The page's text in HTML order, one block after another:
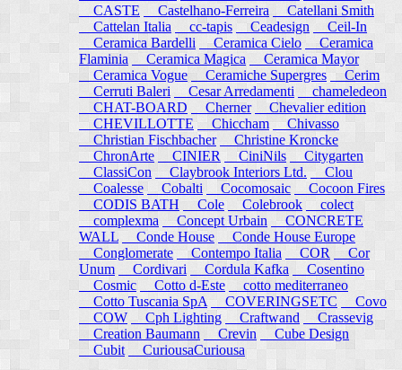
CASTE
Castelhano-Ferreira
Catellani Smith
Cattelan Italia
cc-tapis Ceadesign
Ceil-In
Ceramica Bardelli
Ceramica Cielo
Ceramica
Flaminia
Ceramica Magica
Ceramica Mayor
Ceramica Vogue
Ceramiche Supergres Cerim
Cerruti Baleri
Cesar Arredamenti
chameledeon
CHAT-BOARD
Cherner
Chevalier edition
CHEVILLOTTE
Chiccham
Chivasso
Christian Fischbacher
Christine Kroncke
ChronArte
CINIER CiniNils
Citygarten
ClassiCon
Claybrook Interiors Ltd.
Clou
Coalesse
Cobalti Cocomosaic
Cocoon Fires
CODIS BATH
Cole Colebrook
colect
complexma
Concept Urbain
CONCRETE
WALL
Conde House
Conde House Europe
Conglomerate
Contempo Italia COR
Cor
Unum
Cordivari Cordula Kafka
Cosentino
Cosmic
Cotto d-Este
cotto mediterraneo
Cotto Tuscania SpA
COVERINGSETC
Covo
COW
Cph Lighting Craftwand
Crassevig
Creation Baumann
Crevin
Cube Design
Cubit
CuriousaCuriousa